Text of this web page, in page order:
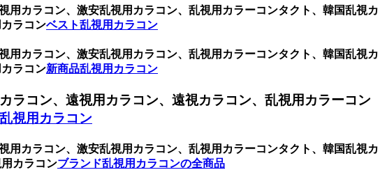
用カラコン、激安乱視用カラコン、乱視用カラーコンタクト、韓国乱視カ
ラコンベスト乱視用カラコン
用カラコン、激安乱視用カラコン、乱視用カラーコンタクト、韓国乱視カ
ラコン新商品乱視用カラコン
ラコン、遠視用カラコン、遠視カラコン、乱視用カラーコン
視用カラコン
用カラコン、激安乱視用カラコン、乱視用カラーコンタクト、韓国乱視カ
カラコンブランド乱視用カラコンの全商品